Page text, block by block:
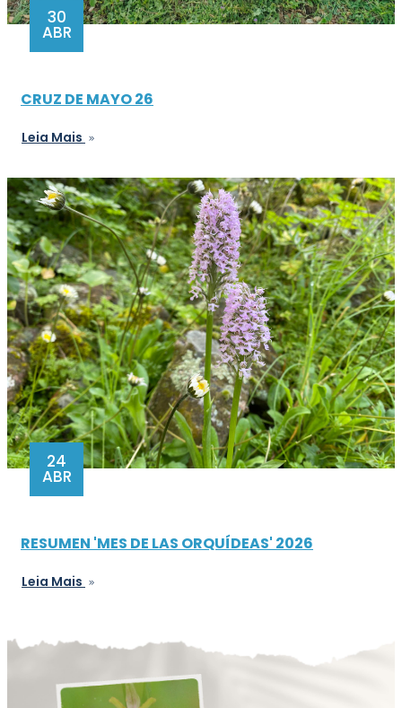
30
ABR
CRUZ DE MAYO 26
Leia Mais
24
ABR
RESUMEN 'MES DE LAS ORQUÍDEAS' 2026
Leia Mais